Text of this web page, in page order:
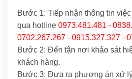
Bước 1: Tiếp nhận thông tin
qua hotline 0973.481.481 -
0702.267.267 - 0915.327.327 -
Bước 2: Đến tận nơi khảo sát
khách hàng.
Bước 3: Đưa ra phương án xử